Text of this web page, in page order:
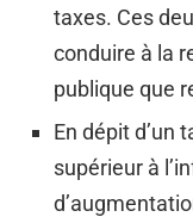
taxes. Ces
conduire à la
publique que
En dépit d’un
supérieur à